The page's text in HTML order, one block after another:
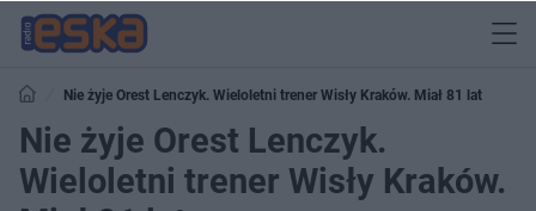
Nie żyje Orest Lenczyk. Wieloletni trener Wisły Kraków. Miał 81 lat
Nie żyje Orest Lenczyk.
Wieloletni trener Wisły Kraków.